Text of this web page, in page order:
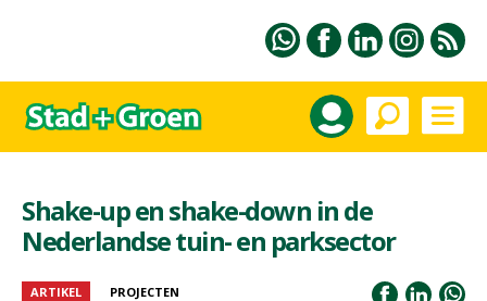
Shake-up en shake-down in de
Nederlandse tuin- en parksector
ARTIKEL PROJECTEN